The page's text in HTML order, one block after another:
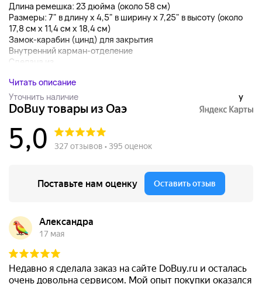
Длина ремешка: 23 дюйма (около 58 см)
Размеры: 7" в длину x 4,5" в ширину x 7,25" в высоту (около
17,8 см x 11,4 см x 18,4 см)
Замок-карабин (цинд) для закрытия
Внутренний карман-отделение
Сделана из ...
Читать описание
Уточнить наличие
y